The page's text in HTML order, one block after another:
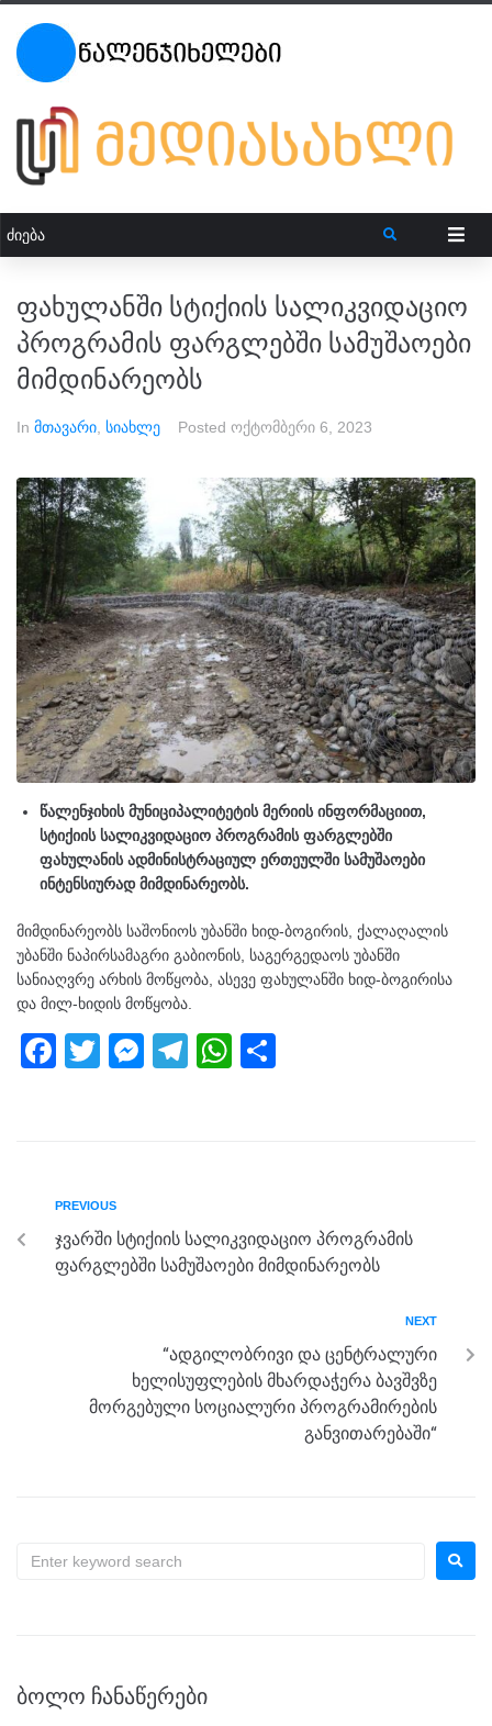
ფახულანში სტიქიის სალიკვიდაციო
პროგრამის ფარგლებში სამუშაოები
მიმდინარეობს
In მთავარი სიახლე Posted ოქტომბერი 6, 2023
წალენჯიხის მუნიციპალიტეტის მერიის ინფორმაციით,
სტიქიის სალიკვიდაციო პროგრამის ფარგლებში
ფახულანის ადმინისტრაციულ ერთეულში სამუშაოები
ინტენსიურად მიმდინარეობს.
მიმდინარეობს საშონიოს უბანში ხიდ-ბოგირის, ქალაღალის
უბანში ნაპირსამაგრი გაბიონის, საგერგედაოს უბანში
სანიაღვრე არხის მოწყობა, ასევე ფახულანში ხიდ-ბოგირისა
და მილ-ხიდის მოწყობა.
F
b
o
o
T
M
g
er
T
m
W
p
p
PREVIOUS
ჯვარში სტიქიის სალიკვიდაციო პროგრამის
ფარგლებში სამუშაოები მიმდინარეობს
NEXT
“ადგილობრივი და ცენტრალური
ხელისუფლების მხარდაჭერა ბავშვზე
მორგებული სოციალური პროგრამირების
განვითარებაში“
ᲑᲝᲚᲝ ᲩᲐᲜᲐᲬᲔᲠᲔᲑᲘ